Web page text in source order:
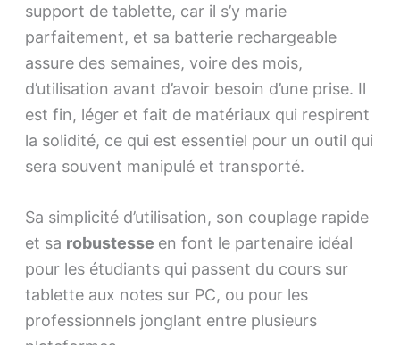
support de tablette, car il s’y marie
parfaitement, et sa batterie rechargeable
assure des semaines, voire des mois,
d’utilisation avant d’avoir besoin d’une prise. Il
est fin, léger et fait de matériaux qui respirent
la solidité, ce qui est essentiel pour un outil qui
sera souvent manipulé et transporté.
Sa simplicité d’utilisation, son couplage rapide
et sa robustesse en font le partenaire idéal
pour les étudiants qui passent du cours sur
tablette aux notes sur PC, ou pour les
professionnels jonglant entre plusieurs